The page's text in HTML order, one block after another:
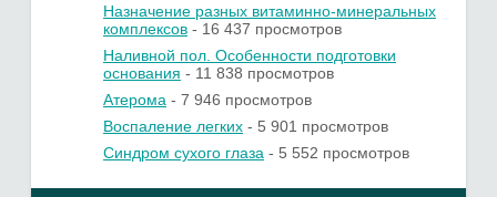
Назначение разных витаминно-минеральных
комплексов - 16 437 просмотров
Наливной пол. Особенности подготовки
основания - 11 838 просмотров
Атерома - 7 946 просмотров
Воспаление легких - 5 901 просмотров
Синдром сухого глаза - 5 552 просмотров